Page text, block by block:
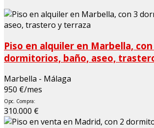
Piso en alquiler en Marbella, con
dormitorios, baño, aseo,
Marbella - Málaga
950 €/mes
Opc. Compra:
310.000 €